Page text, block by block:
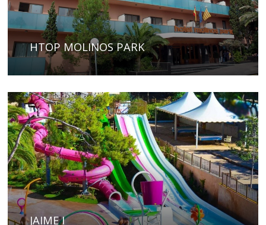
HTOP MOLINOS PARK
JAIME I